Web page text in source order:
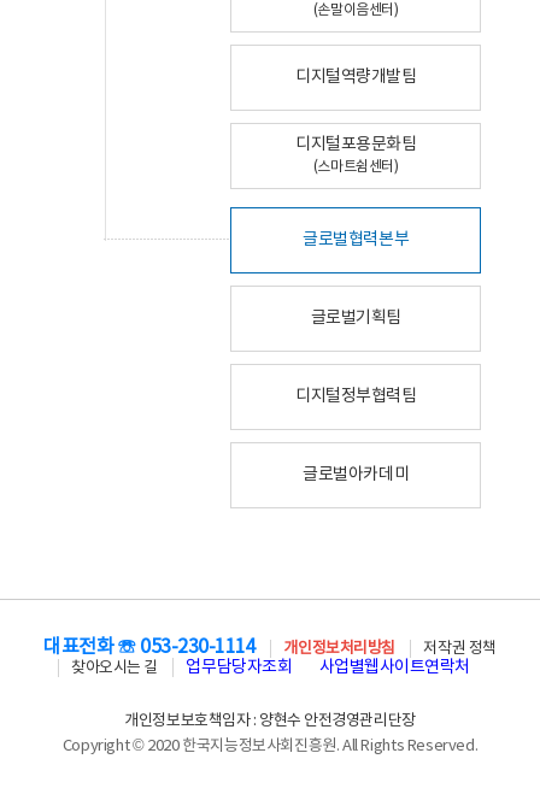
(손말이음센터)
디지털역량개발팀
디지털포용문화팀
(스마트쉼센터)
글로벌협력본부
글로벌기획팀
디지털정부협력팀
글로벌아카데미
대표전화 ☏ 053-230-1114 개인정보처리방침
저작권 정책
찾아오시는 길
업무담당자조회 사업별웹사이트연락처
개인정보보호책임자 : 양현수 안전경영관리단장
Copyright © 2020 한국지능정보사회진흥원. All Rights Reserved.